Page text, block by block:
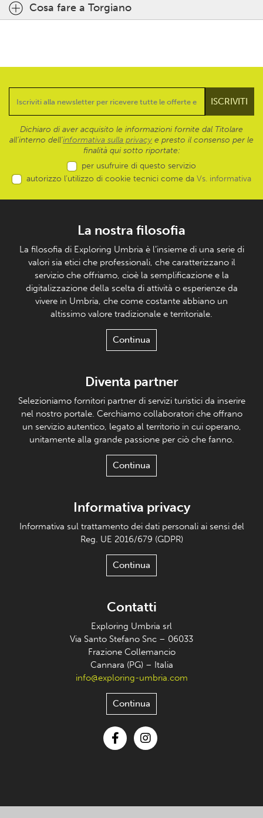
Cosa fare a Torgiano
Dichiaro di aver acquisito le informazioni fornite dal Titolare
all’interno dell'informativa sulla privacy e presto il consenso per le
finalità qui sotto riportate:
per usufruire di questo servizio
autorizzo l’utilizzo di cookie tecnici come da Vs. informativa
La nostra filosofia
La filosofia di Exploring Umbria è l’insieme di una serie di
valori sia etici che professionali, che caratterizzano il
servizio che offriamo, cioè la semplificazione e la
digitalizzazione della scelta di attività o esperienze da
vivere in Umbria, che come costante abbiano un
altissimo valore tradizionale e territoriale.
Continua
Diventa partner
Selezioniamo fornitori partner di servizi turistici da inserire
nel nostro portale. Cerchiamo collaboratori che offrano
un servizio autentico, legato al territorio in cui operano,
unitamente alla grande passione per ciò che fanno.
Continua
Informativa privacy
Informativa sul trattamento dei dati personali ai sensi del
Reg. UE 2016/679 (GDPR)
Continua
Contatti
Exploring Umbria srl
Via Santo Stefano Snc – 06033
Frazione Collemancio
Cannara (PG) – Italia
info@exploring-umbria.com
Continua